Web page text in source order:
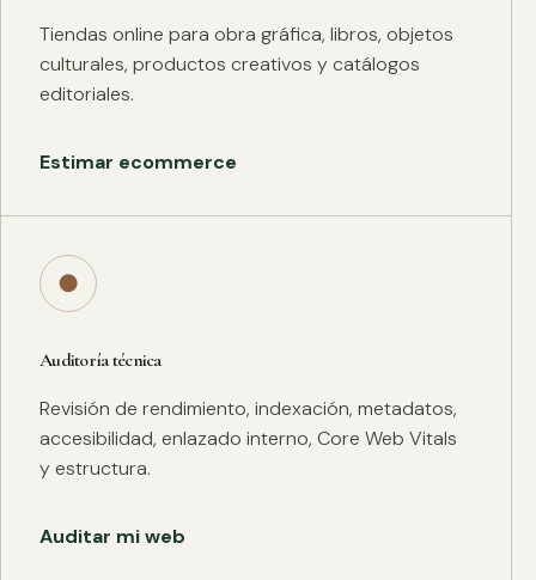
Tiendas online para obra gráfica, libros, objetos
culturales, productos creativos y catálogos
editoriales.
Estimar ecommerce
●
Auditoría técnica
Revisión de rendimiento, indexación, metadatos,
accesibilidad, enlazado interno, Core Web Vitals
y estructura.
Auditar mi web